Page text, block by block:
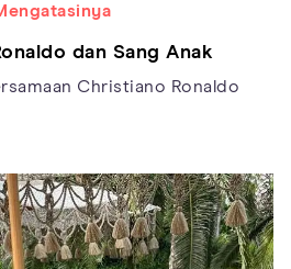
dan Sang Anak
Christiano Ronaldo